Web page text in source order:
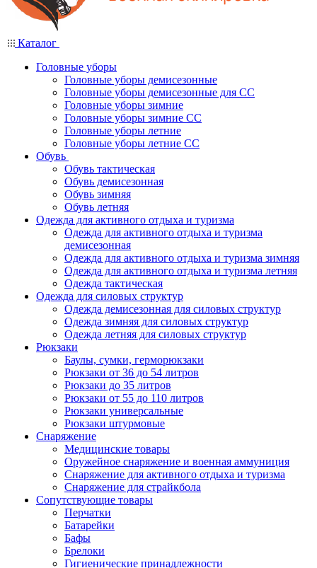
Каталог
Головные уборы
Головные уборы демисезонные
Головные уборы демисезонные для СС
Головные уборы зимние
Головные уборы зимние СС
Головные уборы летние
Головные уборы летние СС
Обувь
Обувь тактическая
Обувь демисезонная
Обувь зимняя
Обувь летняя
Одежда для активного отдыха и туризма
Одежда для активного отдыха и туризма
демисезонная
Одежда для активного отдыха и туризма зимняя
Одежда для активного отдыха и туризма летняя
Одежда тактическая
Одежда для силовых структур
Одежда демисезонная для силовых структур
Одежда зимняя для силовых структур
Одежда летняя для силовых структур
Рюкзаки
Баулы, сумки, герморюкзаки
Рюкзаки от 36 до 54 литров
Рюкзаки до 35 литров
Рюкзаки от 55 до 110 литров
Рюкзаки универсальные
Рюкзаки штурмовые
Снаряжение
Медицинские товары
Оружейное снаряжение и военная аммуниция
Снаряжение для активного отдыха и туризма
Снаряжение для страйкбола
Сопутствующие товары
Перчатки
Батарейки
Бафы
Брелоки
Гигиенические принадлежности